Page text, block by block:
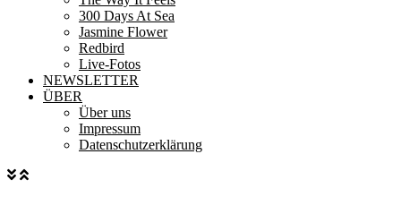
300 Days At Sea
Jasmine Flower
Redbird
Live-Fotos
NEWSLETTER
ÜBER
Über uns
Impressum
Datenschutzerklärung